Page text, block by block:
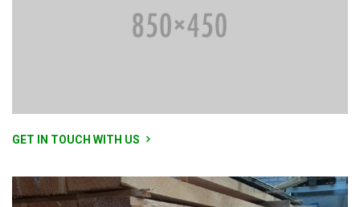
GET IN TOUCH WITH US